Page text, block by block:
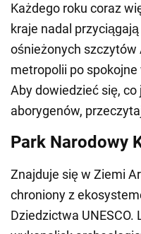
Każdego roku coraz
kraje nadal
ośnieżonych szczytów
metropolii po
Aby dowiedzieć się,
aborygenów,
Park Narodowy
Znajduje się w Ziemi
chroniony z
Dziedzictwa